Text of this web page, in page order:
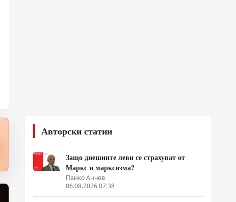
Авторски статии
Защо днешните леви се страхуват от
Маркс и марксизма?
Панко Анчев
06.08.2026 07:38